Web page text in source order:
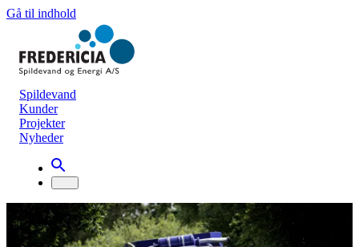
Gå til indhold
Spildevand
Kunder
Projekter
Nyheder